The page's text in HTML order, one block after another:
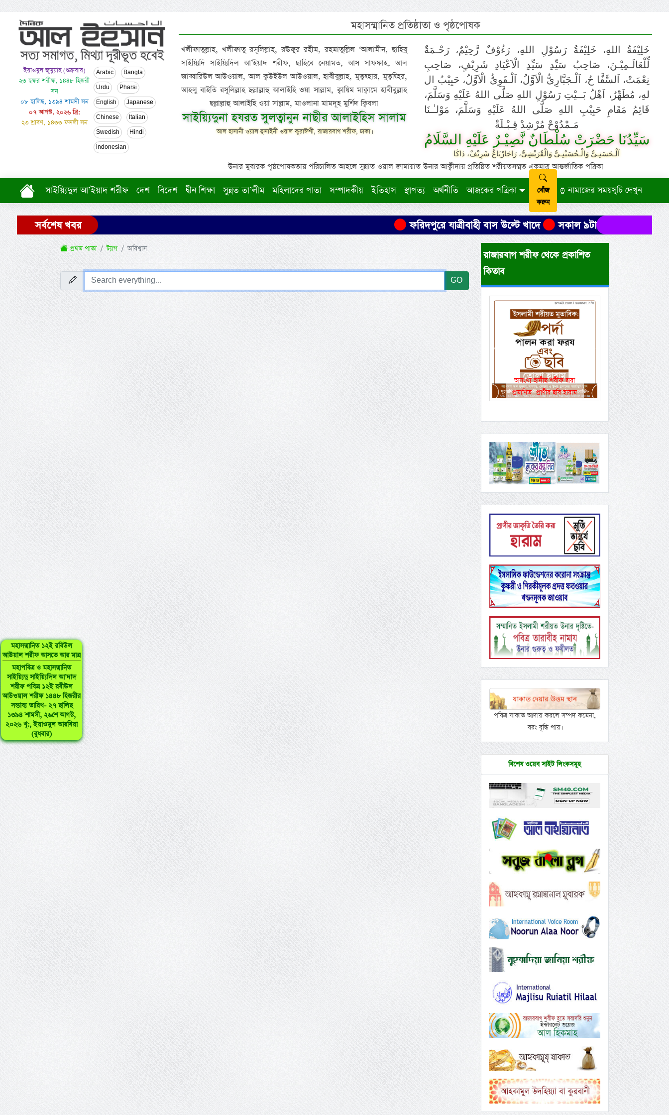
ইয়াওমুল জুমুয়াহ (শুক্রবার)
২৩ ছফর শরীফ, ১৪৪৮ হিজরী
সন
০৮ ছালিছ, ১৩৯৪ শামসী সন
০৭ আগস্ট, ২০২৬ খ্রি:
২৩ শ্রাবণ, ১৪৩৩ ফসলী সন
Arabic Bangla
Urdu Pharsi
English Japanese
Chinese Italian
Swedish Hindi
indonesian
মহাসম্মানিত প্রতিষ্ঠাতা ও পৃষ্ঠপোষক
খলীফাতুল্লাহ, খলীফাতু রসূলিল্লাহ, রঊফুর রহীম, রহমাতুল্লিল ‘আলামীন, ছাহিবু
সাইয়্যিদি সাইয়্যিদিল আ’ইয়াদ শরীফ, ছাহিবে নেয়ামত, আস সাফফাহ, আল
জাব্বারিউল আউওয়াল, আল ক্বউইউল আউওয়াল, হাবীবুল্লাহ, মুত্বহ্হার, মুত্বহ্হির,
আহলু বাইতি রসূলিল্লাহ ছল্লাল্লাহু আলাইহি ওয়া সাল্লাম, ক্বায়িম মাক্বামে হাবীবুল্লাহ
ছল্লাল্লাহু আলাইহি ওয়া সাল্লাম, মাওলানা মামদূহ মুর্শিদ ক্বিবলা
সাইয়্যিদুনা হযরত সুলত্বানুন নাছীর আলাইহিস সালাম
আল হাসানী ওয়াল হুসাইনী ওয়াল কুরাঈশী, রাজারবাগ শরীফ, ঢাকা।
خَلِيْفَةُ اللهِ، خَلِيْفَةُ رَسُوْلِ اللهِ، رَءُوْفٌ رَّحِيْمٌ، رَحْـمَةٌ
لِّلْعَالَـمِيْـنَ، صَاحِبُ سَيِّدِ سَيِّدِ الْاَعْيَادِ شَرِيْفٍ، صَاحِبِ
نِعْمَتْ، اَلسَّفَّا حُ، اَلْـجَبَّارِىُّ الْاَوَّلُ، اَلْـقَوِىُّ الْاَوَّلُ، حَبِيْبُ ال
لهِ، مُطَهِّرٌ، اَهْلُ بَــيْتِ رَسُوْلِ اللهِ صَلَّى اللهُ عَلَيْهِ وَسَلَّمَ،
قَائِمُ مَقَامِ حَبِيْبِ اللهِ صَلَّى اللهُ عَلَيْهِ وَسَلَّمَ، مَوْلـٰـنَا
مَـمْدُوْحْ مُرْشِدْ قِـبْـلَةْ
سَيِّدُنَا حَضْرَتْ سُلْطَانٌ نَّصِيْـرٌ عَلَيْهِ السَّلَامُ
اَلْـحَسَنِـىُّ وَالْـحُسَيْنِـىُّ وَالْقُرَيْشِىُّ، رَاجَارْبَاغُ شَرِيْفٌ، دَاكَا
উনার মুবারক পৃষ্ঠপোষকতায় পরিচালিত আহলে সুন্নাত ওয়াল জামায়াত উনার আক্বীদায় প্রতিষ্ঠিত শরীয়তসম্মত একমাত্র আন্তর্জাতিক পত্রিকা
সাইয়্যিদুল আ’ইয়াদ শরীফ দেশ বিদেশ দ্বীন শিক্ষা সুন্নত তা’লীম মহিলাদের পাতা সম্পাদকীয় ইতিহাস স্থাপত্য অর্থনীতি আজকের পত্রিকা
খোঁজ
করুন
নামাজের সময়সুচি দেখুন
সর্বশেষ খবর ফরিদপুরে যাত্রীবাহী বাস উল্টে খাদে সকাল ৯টার মধ্যে যেসব জেলায় ৬০
মহাসম্মানিত ১২ই রবিউল
আউয়াল শরীফ আসতে আর মাত্র
মহাপবিত্র ও মহাসম্মানিত
সাইয়্যিদু সাইয়্যিদিল আ’দাদ
শরীফ পবিত্র ১২ই রবীউল
আউওয়াল শরীফ ১৪৪৮ হিজরীর
সম্ভাব্য তারিখ- ২৭ ছালিছ
১৩৯৪ শামসী, ২৬শে আগস্ট,
২০২৬ খৃ:, ইয়াওমুল আরবিয়া
(বুধবার)
প্রথম পাতা ট্যাগ অবিশ্বাস
GO
রাজারবাগ শরীফ থেকে প্রকাশিত
কিতাব
অসংখ্য হাদীছ শরীফ দ্বারা
প্রমাণিত- প্রাণীর ছবি হারাম
একই রানওয়েতে
বেসামরিক
পবিত্র যাকাত আদায় করলে সম্পদ কমেনা,
বরং বৃদ্ধি পায়।
বিশেষ ওয়েব সাইট লিংকসমূহ